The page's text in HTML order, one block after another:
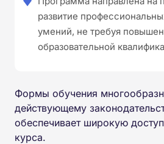
развитие
умений, не требуя
образовательной
Формы обучения
действующему
обеспечивает широкую
курса.